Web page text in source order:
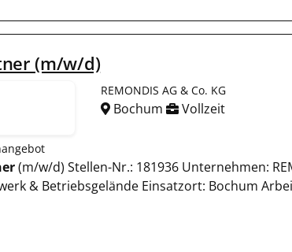
(m/w/d)
REMONDIS AG & Co. KG
Bochum Vollzeit
(m/w/d) Stellen-Nr.: 181936 Unternehmen:
& Betriebsgelände Einsatzort: Bochum